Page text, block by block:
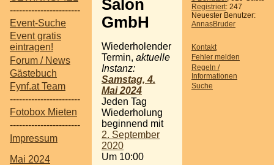
-----------------------
Event-Suche
Event gratis
eintragen!
Forum / News
Gästebuch
Fynf.at Team
-----------------------
Fotobox Mieten
-----------------------
Impressum
Mai 2024
Registriert: 247
Neuester Benutzer:
AnnasBruder
Kontakt
Fehler melden
Regeln /
Informationen
Suche
Salon
GmbH
Wiederholender
Termin, aktuelle
Instanz:
Samstag, 4.
Mai 2024
Jeden Tag
Wiederholung
beginnend mit
2. September
2020
Um 10:00